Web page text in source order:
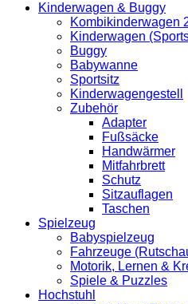
Kinderwagen & Buggy
Kombikinderwagen
Kinderwagen
Buggy
Babywanne
Sportsitz
Kinderwagengestell
Zubehör
Adapter
Fußsäcke
Handwärmer
Mitfahrbrett
Schutz
Sitzauflagen
Taschen
Spielzeug
Babyspielzeug
Fahrzeuge
Motorik, Lernen &
Spiele & Puzzles
Hochstuhl